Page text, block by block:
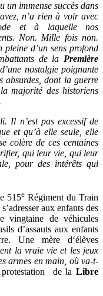
un immense succès dans
n’a rien à voir avec
et à laquelle nos
Non. Mille fois non.
pleine d’un sens profond
de la Première
nostalgie poignante
absurdes, dont la guerre
majorité des historiens
Il n’est pas excessif de
et qu’à elle seule, elle
colère de ces centaines
qui leur vie, qui leur
pour des intérêts qui
515e Régiment du Train
aux enfants des
vingtaine de véhicules
d’assauts aux enfants
Une mère d‘élèves
la vraie vie et les jeux
armes en main, où va-t-
de laLibre